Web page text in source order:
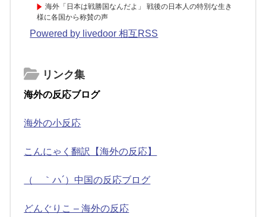
海外「日本は戦勝国なんだよ」 戦後の日本人の特別な生き
様に各国から称賛の声
Powered by livedoor 相互RSS
リンク集
海外の反応ブログ
海外の小反応
こんにゃく翻訳【海外の反応】
（ ｀ハ´）中国の反応ブログ
どんぐりこ – 海外の反応